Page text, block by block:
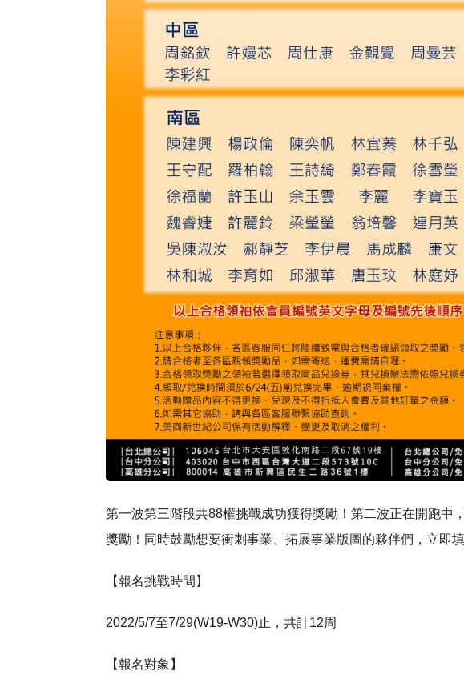
第一波第三階段共88權挑戰成功獲得獎勵！第二波正在開跑中
獎勵！同時鼓勵想要衝刺事業、拓展事業版圖的夥伴們，立即
【報名挑戰時間】
2022/5/7至7/29(W19-W30)止，共計12周
【報名對象】